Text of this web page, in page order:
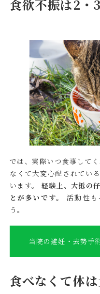
食欲不振は2・
では、実際いつ食事して
なくて大変心配されてい
います。 経験上、大抵の
とが多いです。
活動性も
う。
当院の避妊・去勢手
食べなくて体